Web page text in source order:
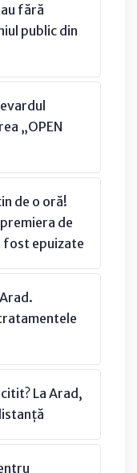
fără
public din
„OPEN
de o oră!
de
fost epuizate
La Arad,